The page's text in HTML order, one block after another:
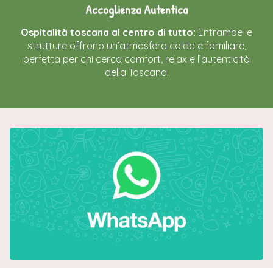
Accoglienza Autentica
Ospitalità toscana al centro di tutto: Entrambe le
strutture offrono un’atmosfera calda e familiare,
perfetta per chi cerca comfort, relax e l’autenticità
della Toscana.